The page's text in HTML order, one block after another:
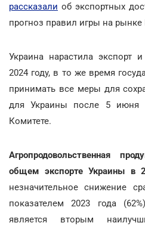
рассказали об экспортных
прогноз правил игры на рынке
Украина нарастила экспорт
2024 году, в то же время
принимать все меры для
для Украины после 5 июня
Комитете.
Агропродовольственная
общем экспорте Украины в
незначительное снижение
показателем 2023 года
является вторым